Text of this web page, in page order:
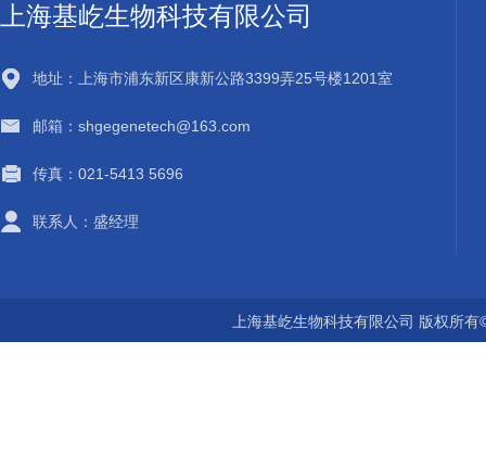
上海基屹生物科技有限公司
地址：上海市浦东新区康新公路3399弄25号楼1201室
邮箱：shgegenetech@163.com
传真：021-5413 5696
联系人：盛经理
上海基屹生物科技有限公司 版权所